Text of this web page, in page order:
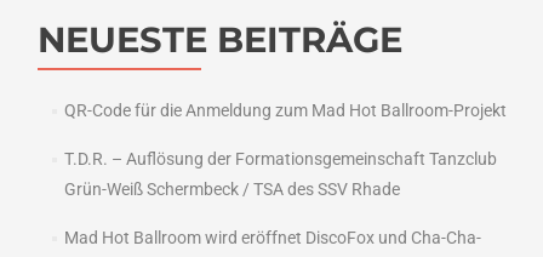
NEUESTE BEITRÄGE
QR-Code für die Anmeldung zum Mad Hot Ballroom-Projekt
T.D.R. – Auflösung der Formationsgemeinschaft Tanzclub
Grün-Weiß Schermbeck / TSA des SSV Rhade
Mad Hot Ballroom wird eröffnet DiscoFox und Cha-Cha-